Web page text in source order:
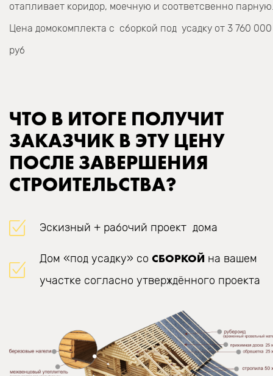
отапливает коридор, моечную и соответсвенно
Цена домокомплекта с сборкой под усадку от 3 760 000
руб
ЧТО В ИТОГЕ ПОЛУЧИТ
ЗАКАЗЧИК В ЭТУ ЦЕНУ
ПОСЛЕ ЗАВЕРШЕНИЯ
СТРОИТЕЛЬСТВА?
Эскизный + рабочий проект дома
Дом «под усадку» со СБОРКОЙ на вашем
участке согласно утверждённого проекта